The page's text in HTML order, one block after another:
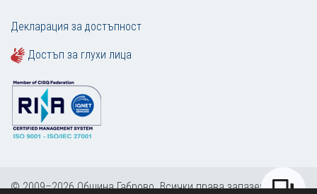
Декларация за достъпност
Достъп за глухи лица
© 2009–2026 Община Габрово. Всички права запазени.